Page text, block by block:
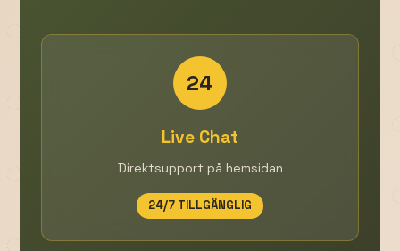
24
Live Chat
Direktsupport på hemsidan
24/7 TILLGÄNGLIG